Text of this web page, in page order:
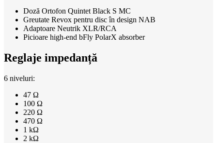
Doză Ortofon Quintet Black S MC
Greutate Revox pentru disc în design NAB
Adaptoare Neutrik XLR/RCA
Picioare high-end bFly PolarX absorber
Reglaje impedanță
6 niveluri:
47 Ω
100 Ω
220 Ω
470 Ω
1 kΩ
2 kΩ